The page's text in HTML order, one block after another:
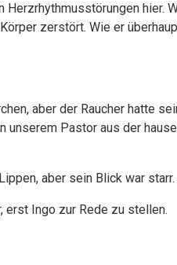
Herzrhythmusstörungen hier.
zerstört. Wie er
aber der Raucher hatte
unserem Pastor aus der
aber sein Blick war starr.
erst Ingo zur Rede zu stellen.